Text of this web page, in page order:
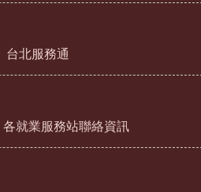
台北服務通
各就業服務站聯絡資訊